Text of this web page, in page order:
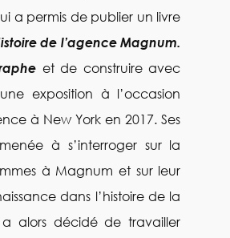
a permis de publier un livre
de l’agence Magnum.
et de construire avec
exposition à l’occasion
à New York en 2017. Ses
à s’interroger sur la
à Magnum et sur leur
dans l’histoire de la
alors décidé de travailler